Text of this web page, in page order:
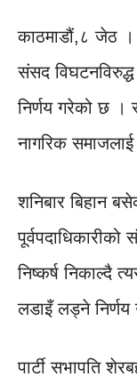
काठमाडौं,८ जेठ ।
संसद
निर्णय गरेको छ ।
नागरिक
शनिबार बिहान
निष्कर्ष निकाल्दै
लडाइँ लड्ने निर्णय
पार्टी सभापति